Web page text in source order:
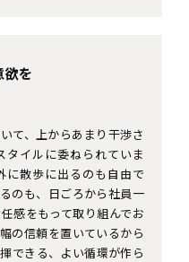
欲を
て、上からあまり干渉さ
タイルに委ねられていま
に散歩に出るのも自由で
のも、日ごろから社員一
感をもって取り組んでお
の信頼を置いているから
できる、よい循環が作ら